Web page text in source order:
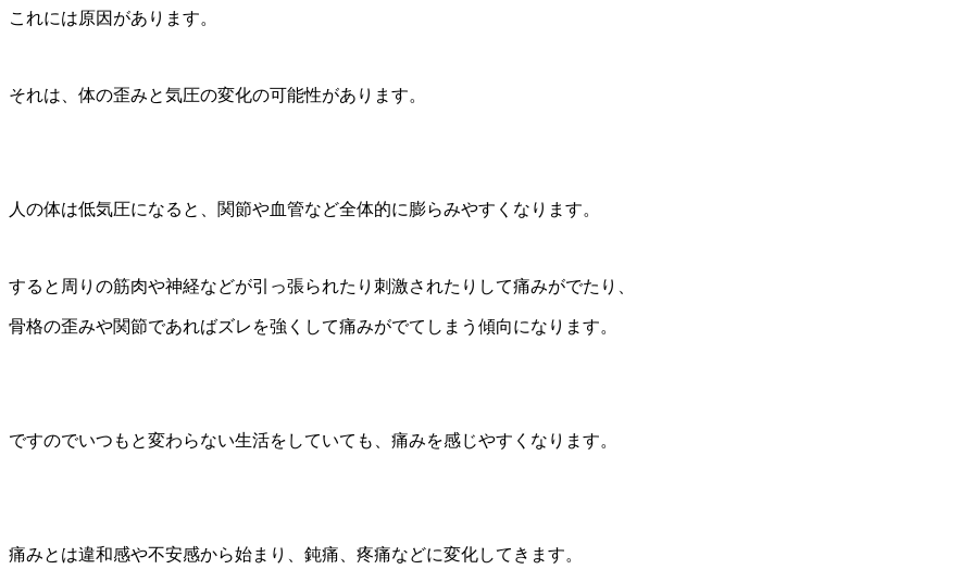
これには原因があります。
それは、体の歪みと気圧の変化の可能性があります。
人の体は低気圧になると、関節や血管など全体的に膨らみやすくなります。
すると周りの筋肉や神経などが引っ張られたり刺激されたりして痛みがでたり、
骨格の歪みや関節であればズレを強くして痛みがでてしまう傾向になります。
ですのでいつもと変わらない生活をしていても、痛みを感じやすくなります。
痛みとは違和感や不安感から始まり、鈍痛、疼痛などに変化してきます。